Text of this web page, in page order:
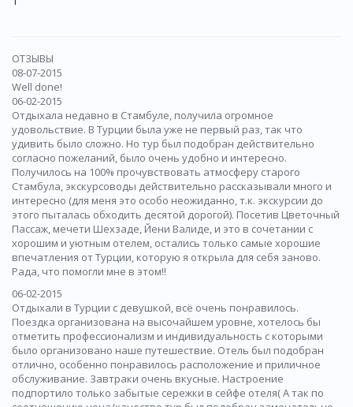
ОТЗЫВЫ
08-07-2015
Well done!
06-02-2015
Отдыхала недавно в Стамбуле, получила огромное
удовольствие. В Турции была уже не первый раз, так что
удивить было сложно. Но тур был подобран действительно
согласно пожеланий, было очень удобно и интересно.
Получилось на 100% прочувствовать атмосферу старого
Стамбула, экскурсоводы действительно рассказывали много и
интересно (для меня это особо неожиданно, т.к. экскурсии до
этого пыталась обходить десятой дорогой). Посетив Цветочный
Пассаж, мечети Шехзаде, Йени Валиде, и это в сочетании с
хорошим и уютным отелем, остались только самые хорошие
впечатления от Турции, которую я открыла для себя заново.
Рада, что помогли мне в этом!!
06-02-2015
Отдыхали в Турции с девушкой, всё очень понравилось.
Поездка организована на высочайшем уровне, хотелось бы
отметить профессионализм и индивидуальность с которыми
было организовано наше путешествие. Отель был подобран
отлично, особенно понравилось расположение и приличное
обслуживание. Завтраки очень вкусные. Настроение
подпортило только забытые сережки в сейфе отеля( А так по